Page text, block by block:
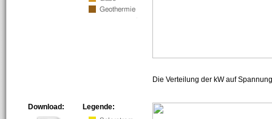
Die Verteilung der kW auf
Legende:
Download: